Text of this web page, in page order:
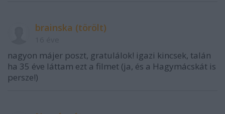
brainska (törölt)
nagyon májer poszt, gratulálok! igazi kincsek, talán
ha 35 éve láttam ezt a filmet (ja, és a Hagymácskát is
persze!)